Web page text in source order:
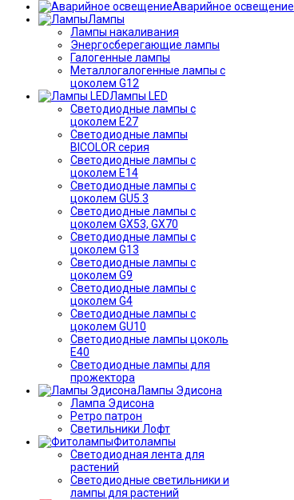
Аварийное освещение
Лампы
Лампы накаливания
Энергосберегающие лампы
Галогенные лампы
Металлогалогенные лампы с
цоколем G12
Лампы LED
Светодиодные лампы с
цоколем E27
Светодиодные лампы
BICOLOR серия
Светодиодные лампы с
цоколем E14
Светодиодные лампы с
цоколем GU5.3
Светодиодные лампы с
цоколем GX53, GX70
Светодиодные лампы с
цоколем G13
Светодиодные лампы с
цоколем G9
Светодиодные лампы с
цоколем G4
Светодиодные лампы с
цоколем GU10
Светодиодные лампы цоколь
Е40
Светодиодные лампы для
прожектора
Лампы Эдисона
Лампа Эдисона
Ретро патрон
Светильники Лофт
Фитолампы
Светодиодная лента для
растений
Светодиодные светильники и
лампы для растений